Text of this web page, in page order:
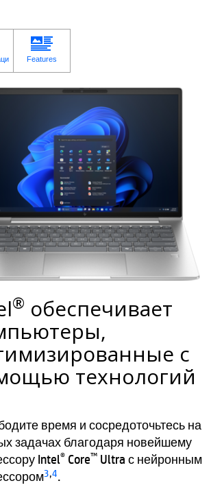
® обеспечивает
с
технологий
время и сосредоточьтесь на
задачах благодаря новейшему
Intel® Core™ Ultra с нейронным
3,4.